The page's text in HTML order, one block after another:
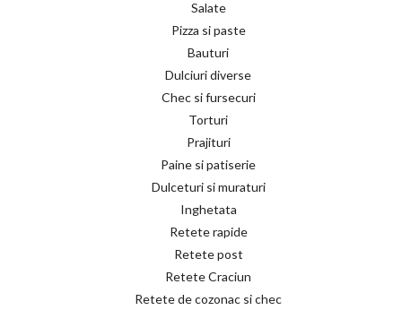
Salate
Pizza si paste
Bauturi
Dulciuri diverse
Chec si fursecuri
Torturi
Prajituri
Paine si patiserie
Dulceturi si muraturi
Inghetata
Retete rapide
Retete post
Retete Craciun
Retete de cozonac si chec